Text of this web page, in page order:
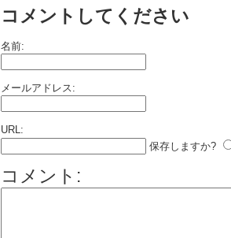
コメントしてください
名前:
メールアドレス:
URL:
保存しますか?
コメント: